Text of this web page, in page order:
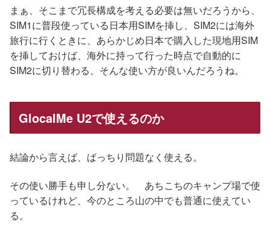
まぁ、そこまで冗長構成を考える必要は無いだろうから、
SIM1に普段使っている日本用SIMを挿し、SIM2には海外
旅行に行くときに、あらかじめ日本で購入した現地用SIM
を挿しておけば、海外に持って行った時点で自動的に
SIM2に切り替わる、そんな使い方が良いんだろうね。
GlocalMe U2で使えるのか
結論から言えば、ばっちり問題なく使える。
その使い勝手も申し分ない。 あちこちのキャンプ場で使
っているけれど、今のところ山の中でも普通に使えてい
る。